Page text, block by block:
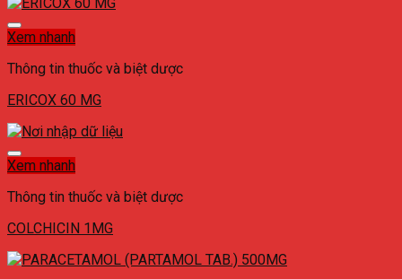
Xem nhanh
Thông tin thuốc và biệt dược
ERICOX 60 MG
Xem nhanh
Thông tin thuốc và biệt dược
COLCHICIN 1MG